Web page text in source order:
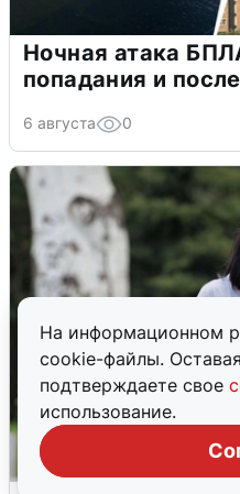
На информационном
cookie-файлы.
подтверждаете свое
использование.
Ночная атака
попадания и
6 августа 0